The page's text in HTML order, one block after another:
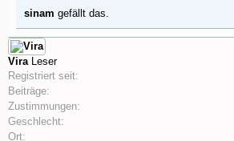
sinam gefällt das.
Vira Leser
Registriert seit:
Beiträge:
Zustimmungen:
Geschlecht:
Ort: